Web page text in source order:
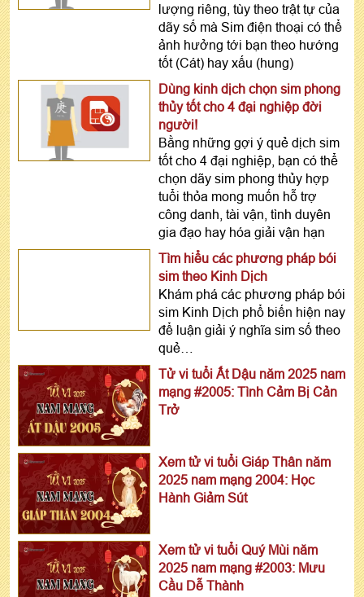
lượng riêng, tùy theo trật tự của
dãy số mà Sim điện thoại có thể
ảnh hưởng tới bạn theo hướng
tốt (Cát) hay xấu (hung)
Dùng kinh dịch chọn sim phong
thủy tốt cho 4 đại nghiệp đời
người!
Bằng những gợi ý quẻ dịch sim
tốt cho 4 đại nghiệp, bạn có thể
chọn dãy sim phong thủy hợp
tuổi thỏa mong muốn hỗ trợ
công danh, tài vận, tình duyên
gia đạo hay hóa giải vận hạn
Tìm hiểu các phương pháp bói
sim theo Kinh Dịch
Khám phá các phương pháp bói
sim Kinh Dịch phổ biến hiện nay
để luận giải ý nghĩa sim số theo
quẻ…
Tử vi tuổi Ất Dậu năm 2025 nam
mạng #2005: Tình Cảm Bị Cản
Trở
Xem tử vi tuổi Giáp Thân năm
2025 nam mạng 2004: Học
Hành Giảm Sút
Xem tử vi tuổi Quý Mùi năm
2025 nam mạng #2003: Mưu
Cầu Dễ Thành